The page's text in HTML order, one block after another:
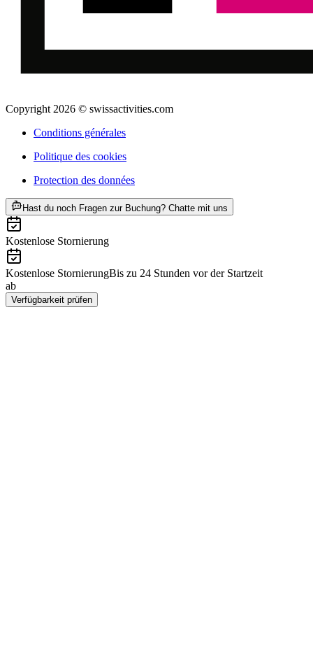
Copyright 2026 © swissactivities.com
Conditions générales
Politique des cookies
Protection des données
Hast du noch Fragen zur Buchung? Chatte mit uns
Kostenlose Stornierung
Kostenlose StornierungBis zu 24 Stunden vor der Startzeit
ab
Verfügbarkeit prüfen